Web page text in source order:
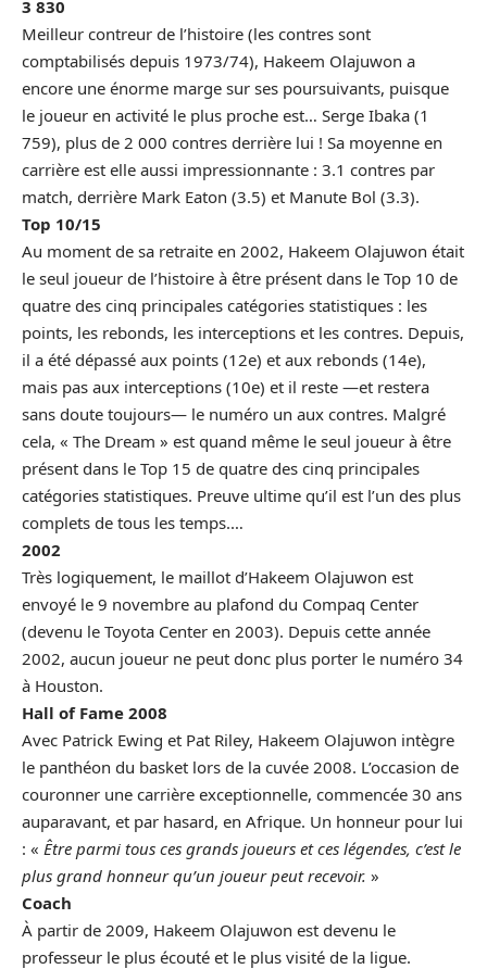
3 830
Meilleur contreur de l’histoire (les contres sont
comptabilisés depuis 1973/74), Hakeem Olajuwon a
encore une énorme marge sur ses poursuivants, puisque
le joueur en activité le plus proche est… Serge Ibaka (1
759), plus de 2 000 contres derrière lui ! Sa moyenne en
carrière est elle aussi impressionnante : 3.1 contres par
match, derrière Mark Eaton (3.5) et Manute Bol (3.3).
Top 10/15
Au moment de sa retraite en 2002, Hakeem Olajuwon était
le seul joueur de l’histoire à être présent dans le Top 10 de
quatre des cinq principales catégories statistiques : les
points, les rebonds, les interceptions et les contres. Depuis,
il a été dépassé aux points (12e) et aux rebonds (14e),
mais pas aux interceptions (10e) et il reste —et restera
sans doute toujours— le numéro un aux contres. Malgré
cela, « The Dream » est quand même le seul joueur à être
présent dans le Top 15 de quatre des cinq principales
catégories statistiques. Preuve ultime qu’il est l’un des plus
complets de tous les temps.…
2002
Très logiquement, le maillot d’Hakeem Olajuwon est
envoyé le 9 novembre au plafond du Compaq Center
(devenu le Toyota Center en 2003). Depuis cette année
2002, aucun joueur ne peut donc plus porter le numéro 34
à Houston.
Hall of Fame 2008
Avec Patrick Ewing et Pat Riley, Hakeem Olajuwon intègre
le panthéon du basket lors de la cuvée 2008. L’occasion de
couronner une carrière exceptionnelle, commencée 30 ans
auparavant, et par hasard, en Afrique. Un honneur pour lui
: « Être parmi tous ces grands joueurs et ces légendes, c’est le
plus grand honneur qu’un joueur peut recevoir. »
Coach
À partir de 2009, Hakeem Olajuwon est devenu le
professeur le plus écouté et le plus visité de la ligue.